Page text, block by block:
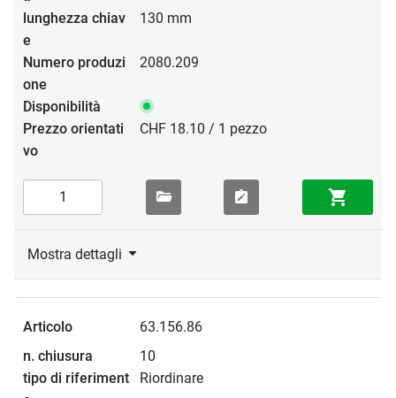
130 mm
2080.209
CHF 18.10 / 1 pezzo
Mostra dettagli
63.156.86
10
Riordinare